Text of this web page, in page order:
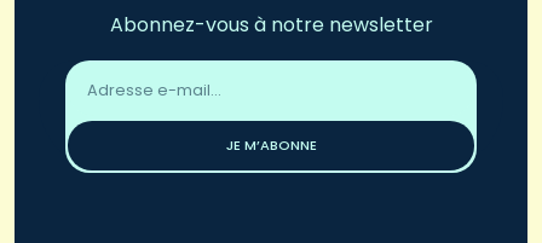
Abonnez-vous à notre newsletter
Adresse
email
JE M’ABONNE